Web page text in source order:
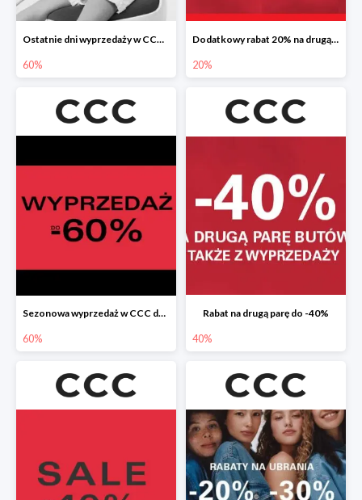
Ostatnie dni wyprzedaży w CCC do -60%
60%
Dodatkowy rabat 20% na drugą, tańszą parę butów
20%
Sezonowa wyprzedaż w CCC do -60%
60%
Rabat na drugą parę do -40%
40%